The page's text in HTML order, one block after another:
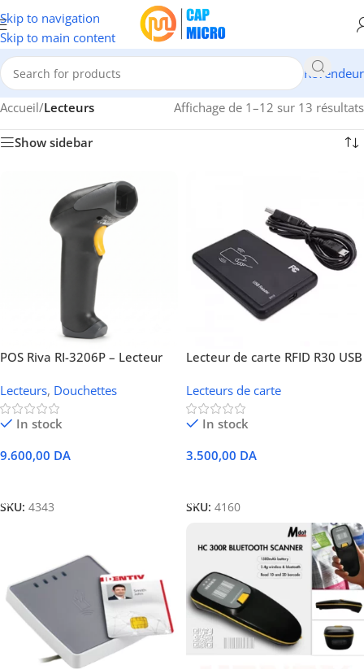
Skip to navigation
Skip to main content
Revendeur
Accueil/Lecteurs Affichage de 1–12 sur 13 résultats
Show sidebar
POS Riva RI-3206P – Lecteur
Lecteurs, Douchettes
In stock
9.600,00 DA
SKU: 4343
Lecteur de carte RFID R30 USB
Lecteurs de carte
In stock
3.500,00 DA
SKU: 4160